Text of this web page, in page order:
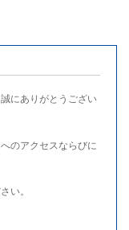
にありがとうござい
のアクセスならびに
い。